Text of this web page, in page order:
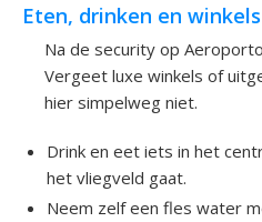
Eten, drinken en
Na de security op
Vergeet luxe winkels of
hier simpelweg niet.
Drink en eet iets in het
het vliegveld gaat.
Neem zelf een fles water